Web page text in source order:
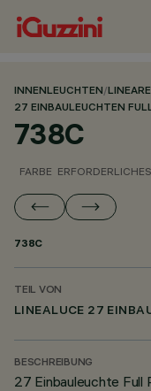
INNENLEUCHTEN/
27 EINBAULEUCHTEN
738C
FARBE
738C
TEIL VON
LINEALUCE 27
BESCHREIBUNG
27 Einbauleuchte